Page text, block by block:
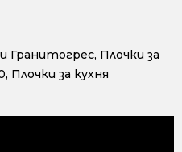
Гранитогрес, Плочки за
, Плочки за кухня